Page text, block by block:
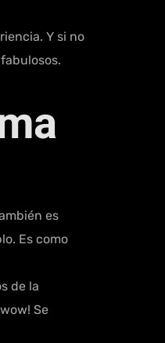
Y si no
es
Es como
de la
Se